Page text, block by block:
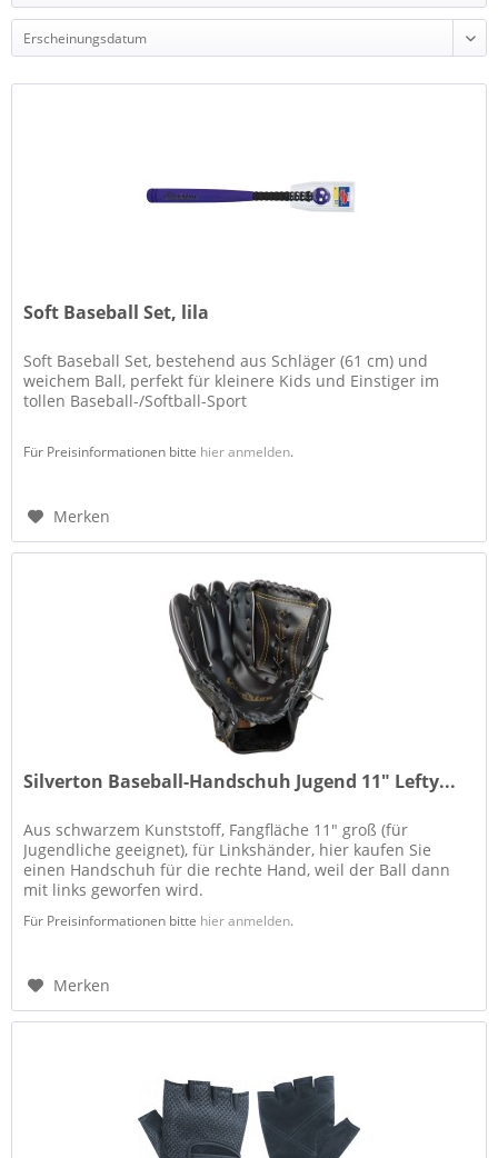
Soft Baseball Set, lila
Soft Baseball Set, bestehend aus Schläger (61 cm) und
weichem Ball, perfekt für kleinere Kids und Einstiger im
tollen Baseball-/Softball-Sport
Für Preisinformationen bitte hier anmelden.
Merken
Silverton Baseball-Handschuh Jugend 11" Lefty...
Aus schwarzem Kunststoff, Fangfläche 11" groß (für
Jugendliche geeignet), für Linkshänder, hier kaufen Sie
einen Handschuh für die rechte Hand, weil der Ball dann
mit links geworfen wird.
Für Preisinformationen bitte hier anmelden.
Merken